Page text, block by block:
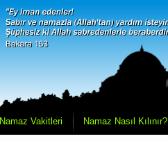
Namaz Vakitleri Namaz Nasıl Kılınır?